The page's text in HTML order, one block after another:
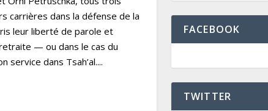
carrières dans la défense de la
leur liberté de parole et
— ou dans le cas du
service dans Tsah’al....
FACEBOOK
TWITTER